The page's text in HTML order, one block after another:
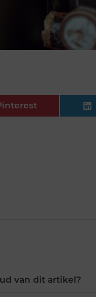
van dit artikel?